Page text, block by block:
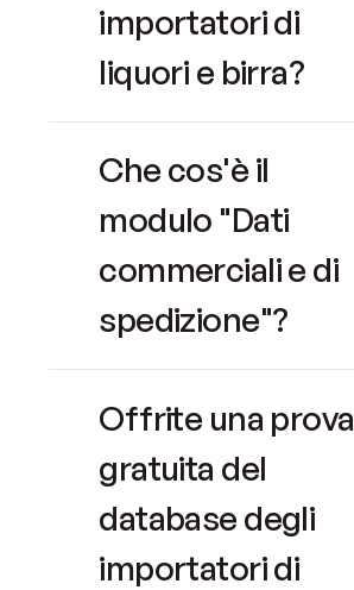
importatori di
liquori e birra?
Che cos'è il
modulo "Dati
commerciali e di
spedizione"?
Offrite una prova
gratuita del
database degli
importatori di